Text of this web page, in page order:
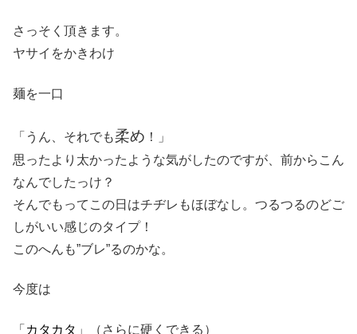
さっそく頂きます。
ヤサイをかきわけ
麺を一口
「うん、それでも柔め ！」
思ったより太かったような気がしたのですが、前からこん
なんでしたっけ？
そんでもってこの日はチヂレもほぼなし。つるつるのどご
しがいい感じのタイプ！
このへんも”ブレ”るのかな。
今度は
「 カタカタ 」（さらに硬くできる）